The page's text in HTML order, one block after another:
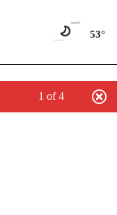
53°
1 of 4